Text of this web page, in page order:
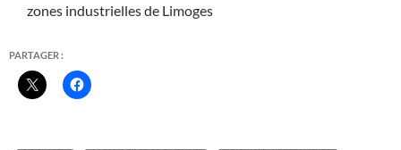
zones industrielles de Limoges
PARTAGER :